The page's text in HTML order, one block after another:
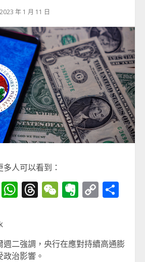
2023 年 1 月 11 日
人可以看到：
X WhatsApp
Threads
WeChat
Evernote
Copy
週二強調，央行在應對持續高通膨
治影響。